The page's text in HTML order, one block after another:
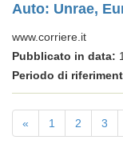
Auto: Unrae,
www.corriere.it
Pubblicato in data:
Periodo di
« 1 2 3